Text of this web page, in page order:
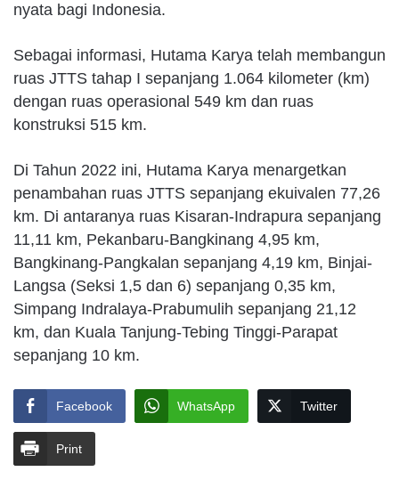
nyata bagi Indonesia.
Sebagai informasi, Hutama Karya telah membangun
ruas JTTS tahap I sepanjang 1.064 kilometer (km)
dengan ruas operasional 549 km dan ruas
konstruksi 515 km.
Di Tahun 2022 ini, Hutama Karya menargetkan
penambahan ruas JTTS sepanjang ekuivalen 77,26
km. Di antaranya ruas Kisaran-Indrapura sepanjang
11,11 km, Pekanbaru-Bangkinang 4,95 km,
Bangkinang-Pangkalan sepanjang 4,19 km, Binjai-
Langsa (Seksi 1,5 dan 6) sepanjang 0,35 km,
Simpang Indralaya-Prabumulih sepanjang 21,12
km, dan Kuala Tanjung-Tebing Tinggi-Parapat
sepanjang 10 km.
Facebook WhatsApp Twitter
Print